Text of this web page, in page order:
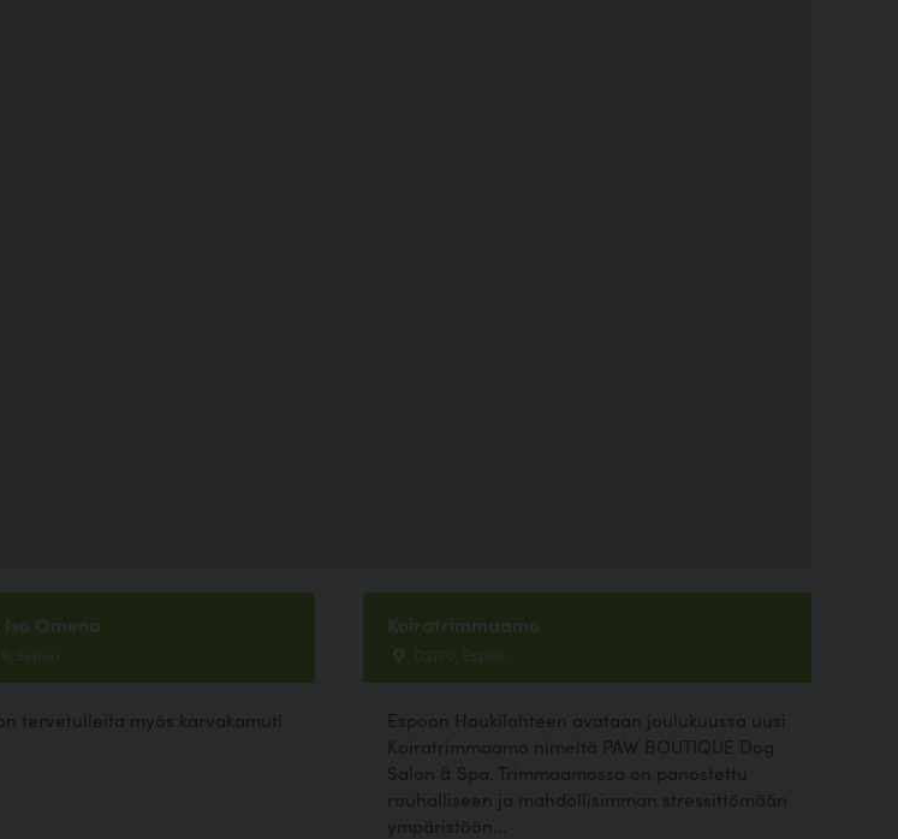
Omena
Espoo
tervetulleita myös karvakamut!
Koiratrimmaamo
02170, Espoo
Espoon Haukilahteen avataan joulukuussa uusi
Koiratrimmaamo nimeltä PAW BOUTIQUE Dog
Salon & Spa. Trimmaamossa on panostettu
rauhalliseen ja mahdollisimman stressittömään
ympäristöön...